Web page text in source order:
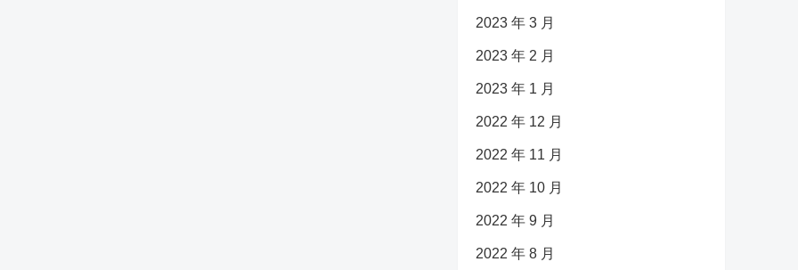
2023 年 3 月
2023 年 2 月
2023 年 1 月
2022 年 12 月
2022 年 11 月
2022 年 10 月
2022 年 9 月
2022 年 8 月